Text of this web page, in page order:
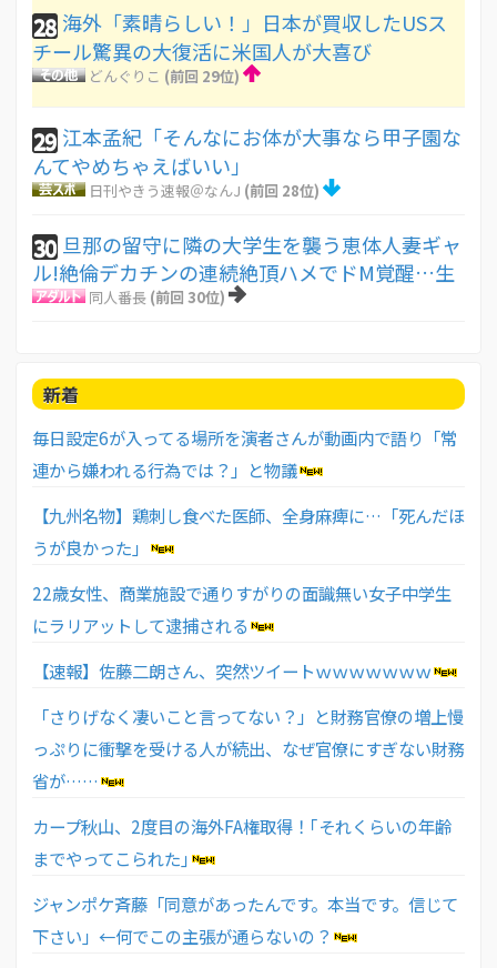
28 海外「素晴らしい！」日本が買収したUSス
チール驚異の大復活に米国人が大喜び
どんぐりこ (前回 29位)
29 江本孟紀「そんなにお体が大事なら甲子園な
んてやめちゃえばいい」
日刊やきう速報＠なんJ (前回 28位)
30 旦那の留守に隣の大学生を襲う恵体人妻ギャ
ル!絶倫デカチンの連続絶頂ハメでドM覚醒…生
同人番長 (前回 30位)
新着
毎日設定6が入ってる場所を演者さんが動画内で語り「常
連から嫌われる行為では？」と物議
【九州名物】鶏刺し食べた医師、全身麻痺に…「死んだほ
うが良かった」
22歳女性、商業施設で通りすがりの面識無い女子中学生
にラリアットして逮捕される
【速報】佐藤二朗さん、突然ツイートｗｗｗｗｗｗｗ
「さりげなく凄いこと言ってない？」と財務官僚の増上慢
っぷりに衝撃を受ける人が続出、なぜ官僚にすぎない財務
省が……
カープ秋山、2度目の海外FA権取得！｢それくらいの年齢
までやってこられた｣
ジャンポケ斉藤「同意があったんです。本当です。信じて
下さい」←何でこの主張が通らないの？